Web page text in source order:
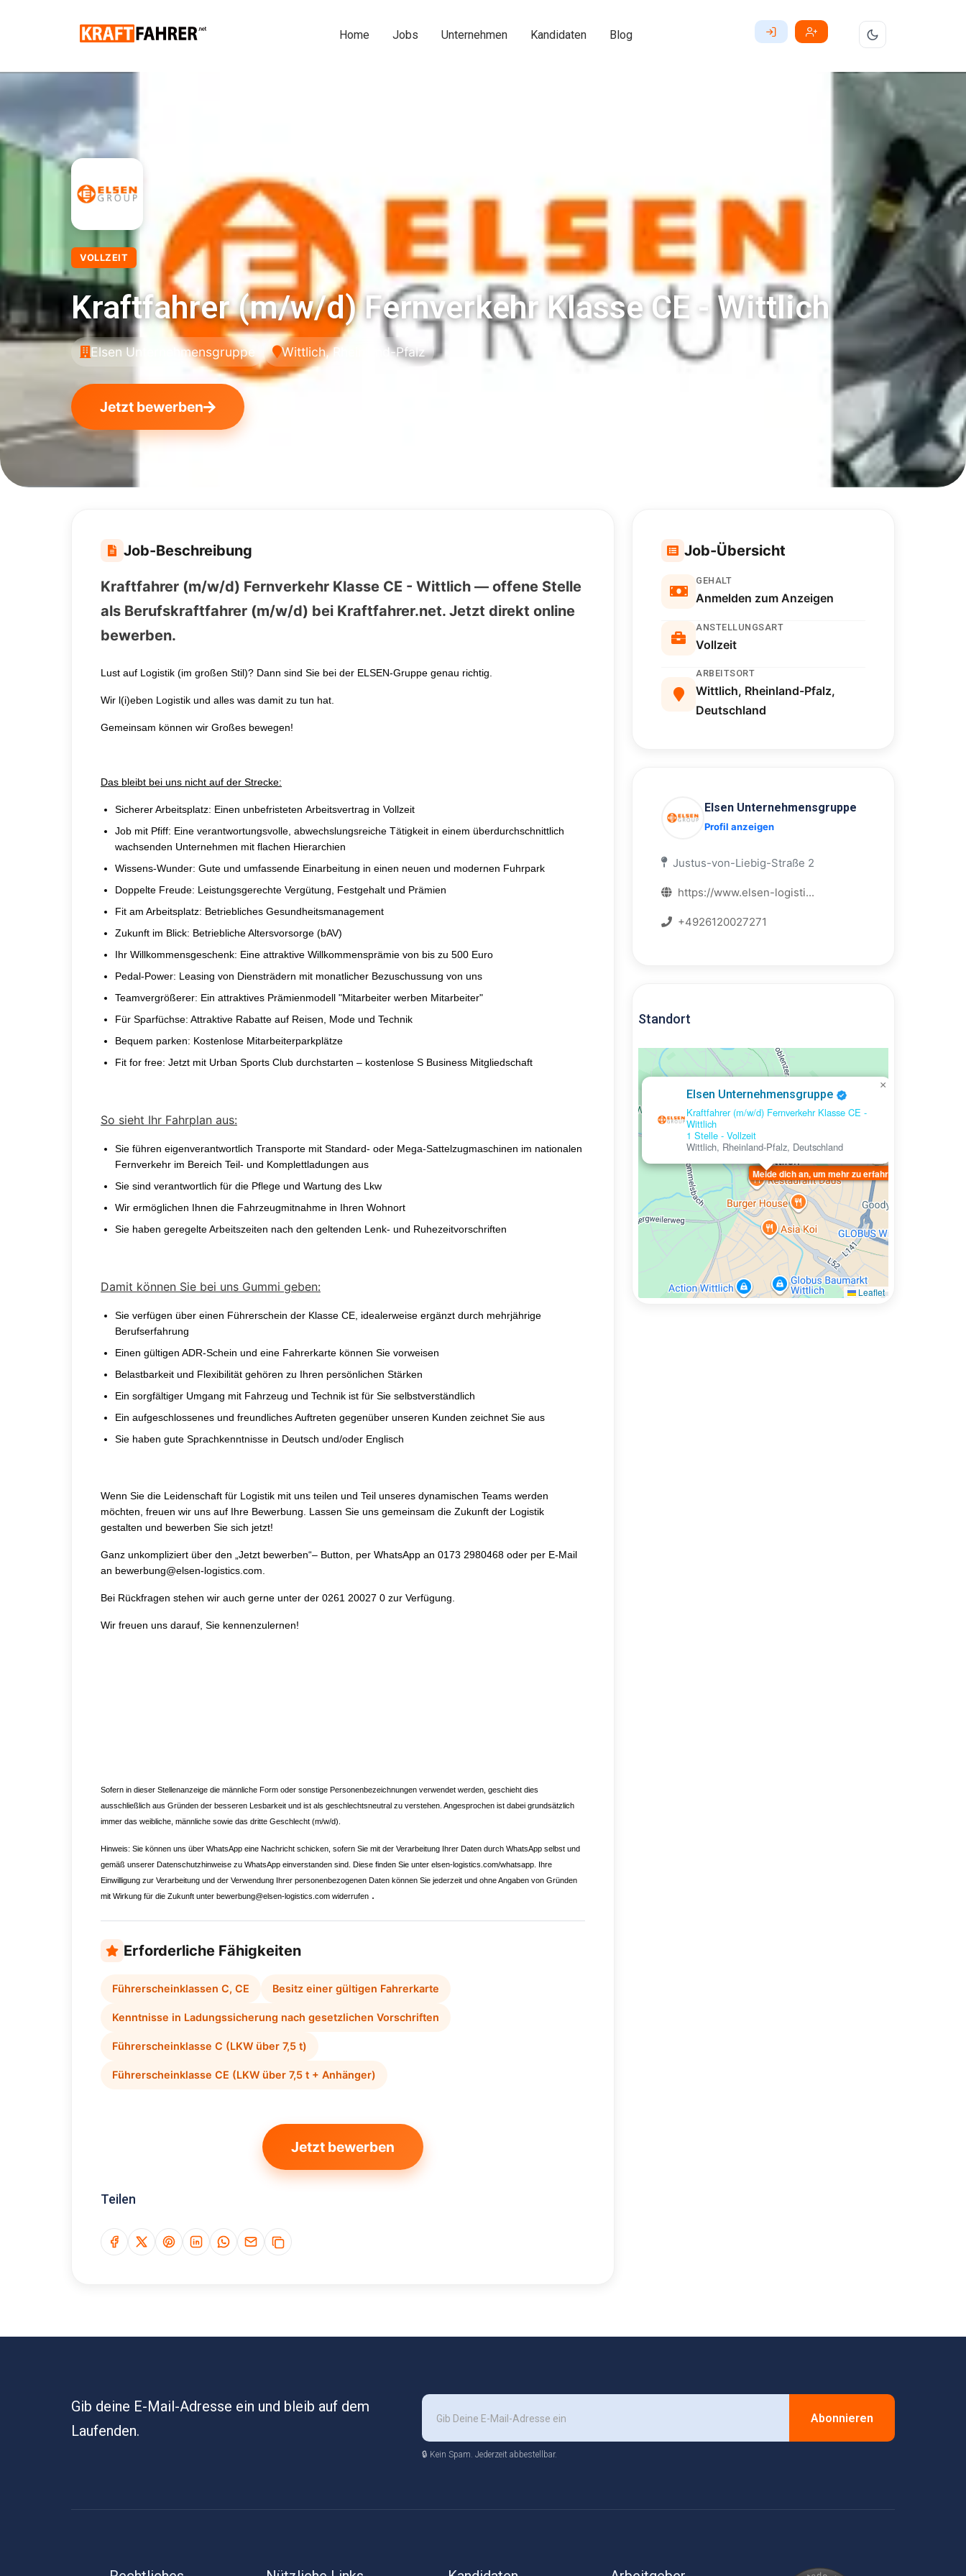
Home Jobs Unternehmen Kandidaten Blog
VOLLZEIT
Kraftfahrer (m/w/d) Fernverkehr Klasse CE - Wittlich
Elsen Unternehmensgruppe Wittlich, Rheinland-Pfalz
Jetzt bewerben
Job-Beschreibung
Kraftfahrer (m/w/d) Fernverkehr Klasse CE - Wittlich — offene Stelle
als Berufskraftfahrer (m/w/d) bei Kraftfahrer.net. Jetzt direkt online
bewerben.
Lust auf Logistik (im großen Stil)? Dann sind Sie bei der ELSEN-Gruppe genau richtig.
Wir l(i)eben Logistik und alles was damit zu tun hat.
Gemeinsam können wir Großes bewegen!
Das bleibt bei uns nicht auf der Strecke:
Sicherer Arbeitsplatz: Einen unbefristeten Arbeitsvertrag in Vollzeit
Job mit Pfiff: Eine verantwortungsvolle, abwechslungsreiche Tätigkeit in einem überdurchschnittlich
wachsenden Unternehmen mit flachen Hierarchien
Wissens-Wunder: Gute und umfassende Einarbeitung in einen neuen und modernen Fuhrpark
Doppelte Freude: Leistungsgerechte Vergütung, Festgehalt und Prämien
Fit am Arbeitsplatz: Betriebliches Gesundheitsmanagement
Zukunft im Blick: Betriebliche Altersvorsorge (bAV)
Ihr Willkommensgeschenk: Eine attraktive Willkommensprämie von bis zu 500 Euro
Pedal-Power: Leasing von Diensträdern mit monatlicher Bezuschussung von uns
Teamvergrößerer: Ein attraktives Prämienmodell "Mitarbeiter werben Mitarbeiter"
Für Sparfüchse: Attraktive Rabatte auf Reisen, Mode und Technik
Bequem parken: Kostenlose Mitarbeiterparkplätze
Fit for free: Jetzt mit Urban Sports Club durchstarten – kostenlose S Business Mitgliedschaft
So sieht Ihr Fahrplan aus:
Sie führen eigenverantwortlich Transporte mit Standard- oder Mega-Sattelzugmaschinen im nationalen
Fernverkehr im Bereich Teil- und Komplettladungen aus
Sie sind verantwortlich für die Pflege und Wartung des Lkw
Wir ermöglichen Ihnen die Fahrzeugmitnahme in Ihren Wohnort
Sie haben geregelte Arbeitszeiten nach den geltenden Lenk- und Ruhezeitvorschriften
Damit können Sie bei uns Gummi geben:
Sie verfügen über einen Führerschein der Klasse CE, idealerweise ergänzt durch mehrjährige
Berufserfahrung
Einen gültigen ADR-Schein und eine Fahrerkarte können Sie vorweisen
Belastbarkeit und Flexibilität gehören zu Ihren persönlichen Stärken
Ein sorgfältiger Umgang mit Fahrzeug und Technik ist für Sie selbstverständlich
Ein aufgeschlossenes und freundliches Auftreten gegenüber unseren Kunden zeichnet Sie aus
Sie haben gute Sprachkenntnisse in Deutsch und/oder Englisch
Wenn Sie die Leidenschaft für Logistik mit uns teilen und Teil unseres dynamischen Teams werden
möchten, freuen wir uns auf Ihre Bewerbung. Lassen Sie uns gemeinsam die Zukunft der Logistik
gestalten und bewerben Sie sich jetzt!
Ganz unkompliziert über den „Jetzt bewerben“– Button , per WhatsApp an 0173 2980468 oder per E-Mail
an bewerbung@elsen-logistics.com
Bei Rückfragen stehen wir auch gerne unter der 0261 20027 0 zur Verfügung.
Wir freuen uns darauf, Sie kennenzulernen!
Sofern in dieser Stellenanzeige die männliche Form oder sonstige Personenbezeichnungen verwendet werden, geschieht dies
ausschließlich aus Gründen der besseren Lesbarkeit und ist als geschlechtsneutral zu verstehen. Angesprochen ist dabei grundsätzlich
immer das weibliche, männliche sowie das dritte Geschlecht (m/w/d).
Hinweis: Sie können uns über WhatsApp eine Nachricht schicken, sofern Sie mit der Verarbeitung Ihrer Daten durch WhatsApp selbst und
gemäß unserer Datenschutzhinweise zu WhatsApp einverstanden sind. Diese finden Sie unter elsen-logistics.com/whatsapp. Ihre
Einwilligung zur Verarbeitung und der Verwendung Ihrer personenbezogenen Daten können Sie jederzeit und ohne Angaben von Gründen
mit Wirkung für die Zukunft unter bewerbung@elsen-logistics.com widerrufen .
Erforderliche Fähigkeiten
Führerscheinklassen C, CE Besitz einer gültigen Fahrerkarte
Kenntnisse in Ladungssicherung nach gesetzlichen Vorschriften
Führerscheinklasse C (LKW über 7,5 t)
Führerscheinklasse CE (LKW über 7,5 t + Anhänger)
Jetzt bewerben
Teilen
Job-Übersicht
GEHALT
Anmelden zum Anzeigen
ANSTELLUNGSART
Vollzeit
ARBEITSORT
Wittlich, Rheinland-Pfalz,
Deutschland
Elsen Unternehmensgruppe
Profil anzeigen
Justus-von-Liebig-Straße 2
https://www.elsen-logisti...
+4926120027271
Standort
Melde dich an, um mehr zu erfahren
Elsen Unternehmensgruppe
Kraftfahrer (m/w/d) Fernverkehr Klasse CE -
Wittlich
1 Stelle - Vollzeit
Wittlich, Rheinland-Pfalz, Deutschland
×
Leaflet
Gib deine E-Mail-Adresse ein und bleib auf dem
Laufenden.
Abonnieren
🔒 Kein Spam. Jederzeit abbestellbar.